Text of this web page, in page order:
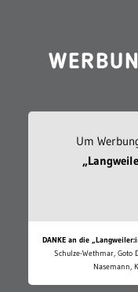
Um
DANKE an die
Schulze-Wethmar, Goto
Nasemann,